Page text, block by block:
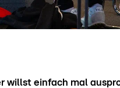
willst einfach mal